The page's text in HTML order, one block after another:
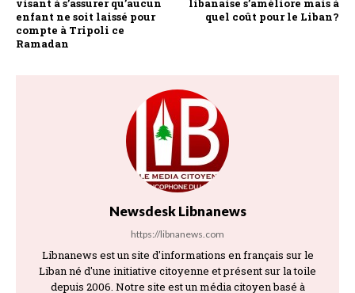
visant à s’assurer qu’aucun
enfant ne soit laissé pour
compte à Tripoli ce
Ramadan
libanaise s’améliore mais à
quel coût pour le Liban?
Newsdesk Libnanews
https://libnanews.com
Libnanews est un site d'informations en français sur le
Liban né d'une initiative citoyenne et présent sur la toile
depuis 2006. Notre site est un média citoyen basé à